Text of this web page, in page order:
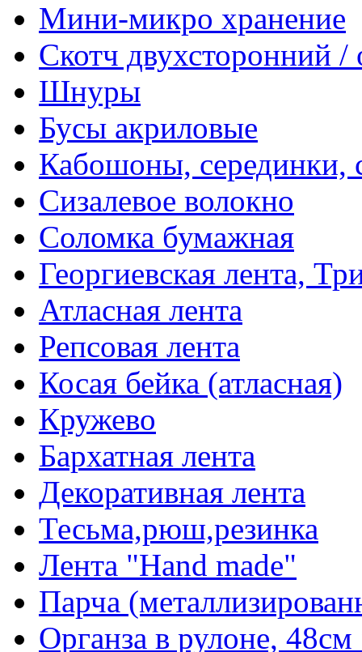
Мини-микро хранение
Скотч двухсторонний /
Шнуры
Бусы акриловые
Кабошоны, серединки,
Сизалевое волокно
Соломка бумажная
Георгиевская лента,
Атласная лента
Репсовая лента
Косая бейка (атласная)
Кружево
Бархатная лента
Декоративная лента
Тесьма,рюш,резинка
Лента "Hand made"
Парча
Органза в рулоне,